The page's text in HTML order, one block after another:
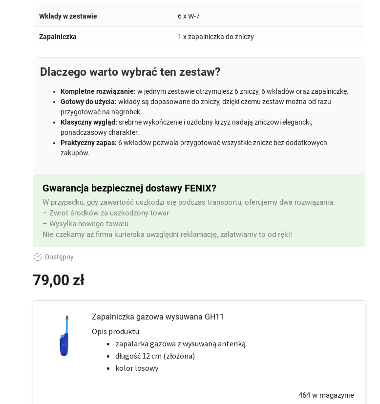
79,00 zł
Wkłady w zestawie 6 x W-7
Zapalniczka 1 x zapalniczka do zniczy
Dlaczego warto wybrać ten zestaw?
Kompletne rozwiązanie: w jednym zestawie otrzymujesz 6 zniczy, 6 wkładów oraz zapalniczkę.
Gotowy do użycia: wkłady są dopasowane do zniczy, dzięki czemu zestaw można od razu
przygotować na nagrobek.
Klasyczny wygląd: srebrne wykończenie i ozdobny krzyż nadają zniczowi elegancki,
ponadczasowy charakter.
Praktyczny zapas: 6 wkładów pozwala przygotować wszystkie znicze bez dodatkowych
zakupów.
Dostępny
Gwarancja bezpiecznej dostawy FENIX?
W przypadku, gdy zawartość uszkodzi się podczas transportu, oferujemy dwa rozwiązania:
– Zwrot środków za uszkodzony towar
– Wysyłka nowego towaru
Nie czekamy aż firma kurierska uwzględni reklamację, załatwiamy to od ręki!
Zapalniczka gazowa wysuwana GH11
Opis produktu:
zapalarka gazowa z wysuwaną antenką
długość 12 cm (złożona)
kolor losowy
464 w magazynie